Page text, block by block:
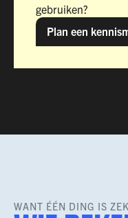
gebruiken?
Plan een
WANT ÉÉN DING IS